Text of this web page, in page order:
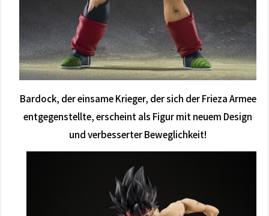
Bardock, der einsame Krieger, der sich der Frieza Armee
entgegenstellte, erscheint als Figur mit neuem Design
und verbesserter Beweglichkeit!